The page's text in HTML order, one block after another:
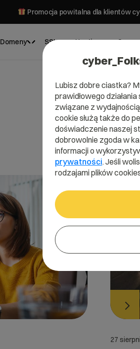
Promocja powitalna dla klientów
Domeny SSL Hosting
27
Lubisz dobre ciastka?
prawidłowego
związane z wydajnością
cookie służą także do
doświadczenie naszej
dobrowolnie zgoda w
informacji o
prywatności. Jeśli
rodzajami plików